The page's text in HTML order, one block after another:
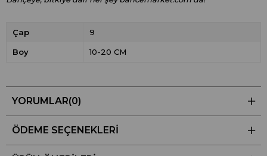
Çap 9
Boy 10-20 CM
YORUMLAR(0)
ÖDEME SEÇENEKLERI